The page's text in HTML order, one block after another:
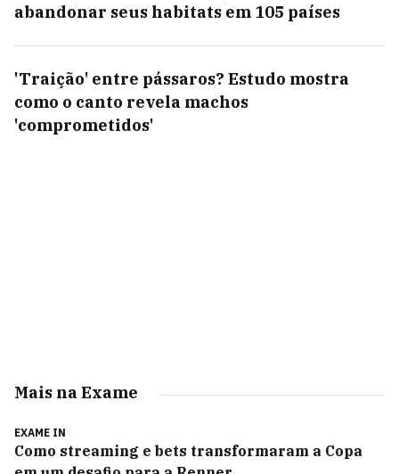
abandonar seus habitats em 105 países
'Traição' entre pássaros? Estudo mostra
como o canto revela machos
'comprometidos'
Mais na Exame
EXAME IN
Como streaming e bets transformaram a Copa